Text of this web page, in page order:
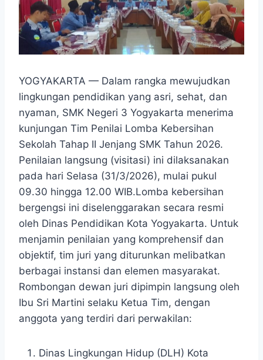
YOGYAKARTA — Dalam rangka mewujudkan
lingkungan pendidikan yang asri, sehat, dan
nyaman, SMK Negeri 3 Yogyakarta menerima
kunjungan Tim Penilai Lomba Kebersihan
Sekolah Tahap II Jenjang SMK Tahun 2026.
Penilaian langsung (visitasi) ini dilaksanakan
pada hari Selasa (31/3/2026), mulai pukul
09.30 hingga 12.00 WIB.Lomba kebersihan
bergengsi ini diselenggarakan secara resmi
oleh Dinas Pendidikan Kota Yogyakarta. Untuk
menjamin penilaian yang komprehensif dan
objektif, tim juri yang diturunkan melibatkan
berbagai instansi dan elemen masyarakat.
Rombongan dewan juri dipimpin langsung oleh
Ibu Sri Martini selaku Ketua Tim, dengan
anggota yang terdiri dari perwakilan:
Dinas Lingkungan Hidup (DLH) Kota